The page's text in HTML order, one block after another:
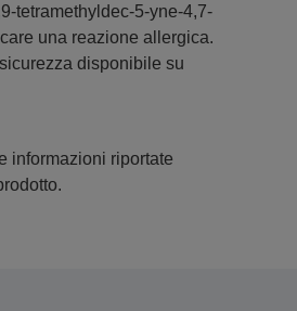
tetramethyldec-5-yne-4,7-
una reazione allergica.
disponibile su
informazioni riportate